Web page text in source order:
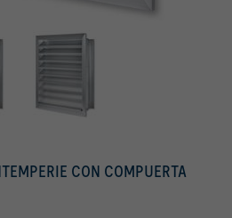
CON COMPUERTA